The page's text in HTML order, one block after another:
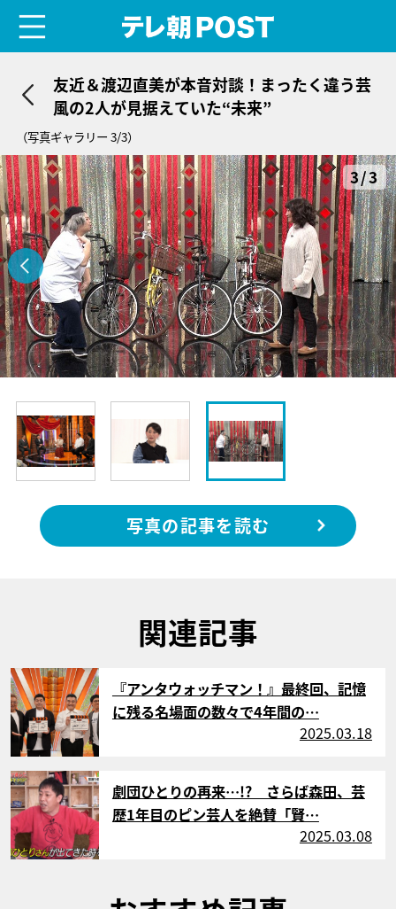
友近＆渡辺直美が本音対談！まったく違う芸
風の2人が見据えていた“未来”
（写真ギャラリー 3/3）
3/3
写真の記事を読む
関連記事
サムネイル
『アンタウォッチマン！』最終回、記憶
に残る名場面の数々で4年間の…
2025.03.18
サムネイル
劇団ひとりの再来…!? さらば森田、芸
歴1年目のピン芸人を絶賛「賢…
2025.03.08